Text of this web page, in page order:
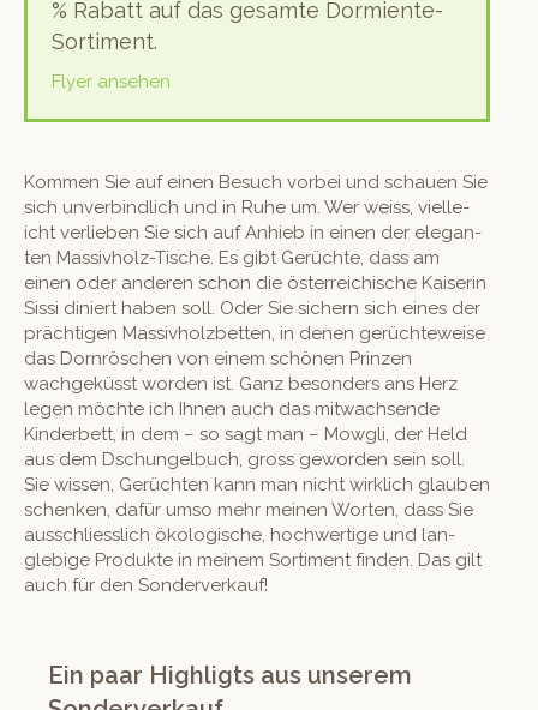
% Rabatt auf das gesamte Dormiente-
Sortiment.
Fly­er ansehen
Kom­men Sie auf einen Besuch vor­bei und schauen Sie
sich unverbindlich und in Ruhe um. Wer weiss, vielle­
icht ver­lieben Sie sich auf Anhieb in einen der ele­gan­
ten Mas­sivholz-Tis­che. Es gibt Gerüchte, dass am
einen oder anderen schon die öster­re­ichis­che Kaiserin
Sis­si diniert haben soll. Oder Sie sich­ern sich eines der
prächti­gen Mas­sivholz­bet­ten, in denen gerüchteweise
das Dorn­röschen von einem schö­nen Prinzen
wachgeküsst wor­den ist. Ganz beson­ders ans Herz
leg­en möchte ich Ihnen auch das mitwach­sende
Kinder­bett, in dem – so sagt man – Mowgli, der Held
aus dem Dschun­gel­buch, gross gewor­den sein soll.
Sie wis­sen, Gerücht­en kann man nicht wirk­lich glauben
schenken, dafür umso mehr meinen Worten, dass Sie
auss­chliesslich ökol­o­gis­che, hochw­er­tige und lan­
glebige Pro­duk­te in meinem Sor­ti­ment find­en. Das gilt
auch für den Sonderverkauf!
Ein paar Highligts aus unserem